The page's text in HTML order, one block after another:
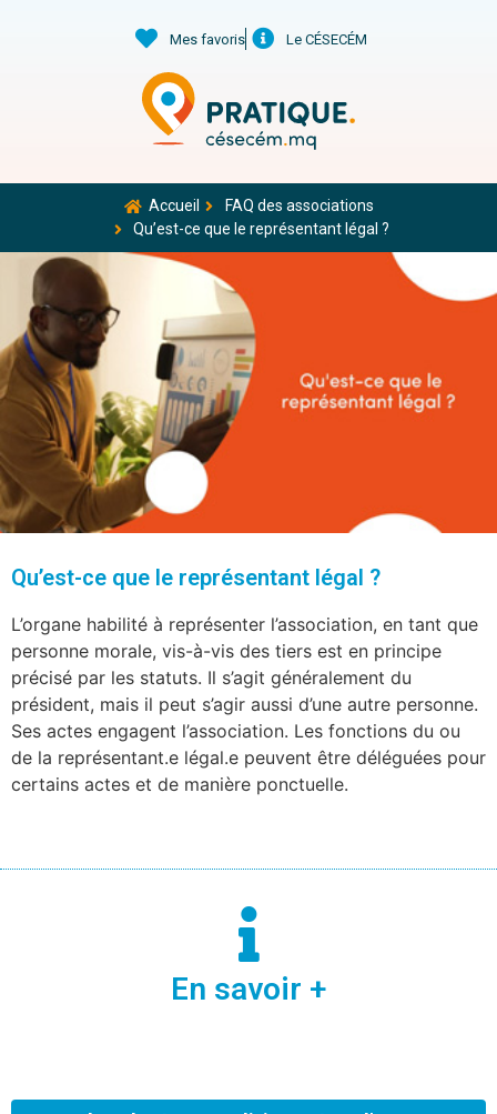
Mes favoris Le CÉSECÉM
Accueil
FAQ des associations
Qu’est-ce que le représentant légal ?
Qu’est-ce que le représentant légal ?
L’organe habilité à représenter l’association, en tant que
personne morale, vis-à-vis des tiers est en principe
précisé par les statuts. Il s’agit généralement du
président, mais il peut s’agir aussi d’une autre personne.
Ses actes engagent l’association. Les fonctions du ou
de la représentant.e légal.e peuvent être déléguées pour
certains actes et de manière ponctuelle.
En savoir +